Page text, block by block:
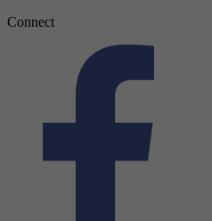
Connect